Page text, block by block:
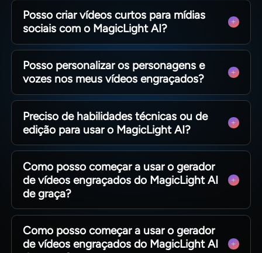
Posso criar vídeos curtos para mídias
sociais com o MagicLight AI?
Sim. Você pode criar vídeos curtos e
compartilháveis, perfeitos para reels e
introduções. Produza conteúdo facilmente que
chama a atenção dos seus espectadores e os faz
rir.
Posso personalizar os personagens e
vozes nos meus vídeos engraçados?
Sim, o MagicLight AI permite que você escolha
personalidades, nomes e vozes para cada
personagem. Escolha entre dezenas de opções,
ou até mesmo clone sua própria voz para um
toque pessoal.
Preciso de habilidades técnicas ou de
edição para usar o MagicLight AI?
Não. O mecanismo inteligente faz o trabalho
pesado para você. Basta escrever sua ideia e ver
ele dar vida à ideia com humor, movimento e
visuais envolventes.
Como posso começar a usar o gerador
de vídeos engraçados do MagicLight AI
de graça?
Comece instantaneamente acessando a
plataforma MagicLight AI. Experimente o
gerador de vídeos engraçados com IA de graça
Como posso começar a usar o gerador
de vídeos engraçados do MagicLight AI